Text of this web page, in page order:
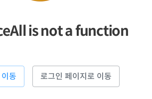
is not a function
동 로그인 페이지로 이동